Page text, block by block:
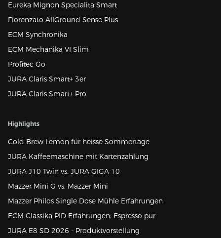
Eureka Mignon Specialita Smart
Fiorenzato AllGround Sense Plus
ECM Synchronika
ECM Mechanika VI Slim
Profitec Go
JURA Claris Smart+ 3er
JURA Claris Smart+ Pro
Highlights
Cold Brew Lemon für heisse Sommertage
JURA Kaffeemaschine mit Kartenzahlung
JURA J10 Twin vs. JURA GIGA 10
Mazzer Mini G vs. Mazzer Mini
Mazzer Philos Single Dose Mühle Erfahrungen
ECM Classika PID Erfahrungen: Espresso pur
JURA E8 SD 2026 - Produktvorstellung